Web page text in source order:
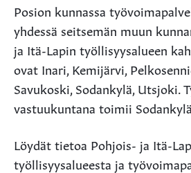
Posion kunnassa
yhdessä seitsemän muun
ja Itä-Lapin työllisyysalueen
ovat Inari, Kemijärvi,
Savukoski, Sodankylä, Utsjoki.
vastuukuntana toimii Sodankylä.
Löydät tietoa Pohjois- ja Itä-
työllisyysalueesta ja